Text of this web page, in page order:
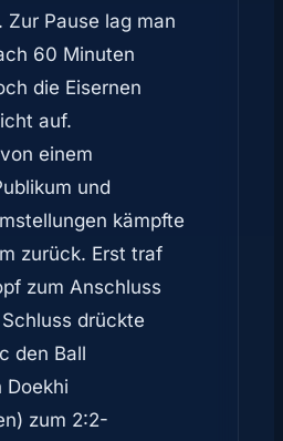
Zur Pause lag man
60 Minuten
die Eisernen
auf.
einem
und
kämpfte
zurück. Erst traf
zum Anschluss
drückte
den Ball
Doekhi
zum 2:2-